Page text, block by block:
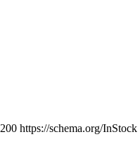
200 https://schema.org/InStock